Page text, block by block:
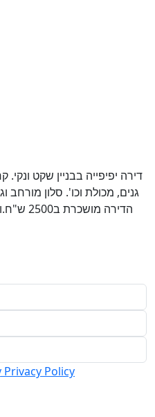
דירה יפיפייה בבניין שקט
גנים, מכולת וכו'. סלון מורחב
הדירה
Policy